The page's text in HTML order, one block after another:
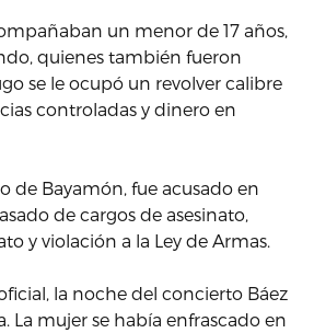
un menor de 17 años,
quienes también fueron
se le ocupó un revolver calibre
controladas y dinero en
de Bayamón, fue acusado en
de cargos de asesinato,
y violación a la Ley de Armas.
la noche del concierto Báez
La mujer se había enfrascado en